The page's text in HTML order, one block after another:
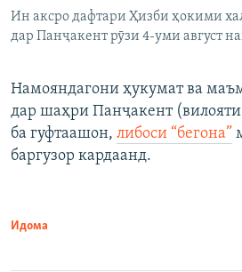
Ин аксро дафтари Ҳизби ҳокими
дар Панҷакент рӯзи 4-уми август
Намояндагони ҳукумат ва
дар шаҳри Панҷакент
ба гуфтаашон, либоси “бегона”
баргузор кардаанд.
Идома